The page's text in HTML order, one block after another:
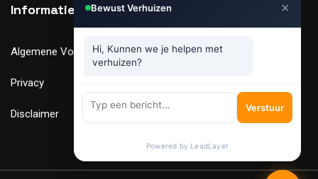
Informatie
Algemene Voorwaarden
Privacy
Disclaimer
Nuttige links
Tarieven
Bewust Verhuizen ✕
Hi, Kunnen we je helpen met
verhuizen?
Verstuur
Powered by LeadLayer